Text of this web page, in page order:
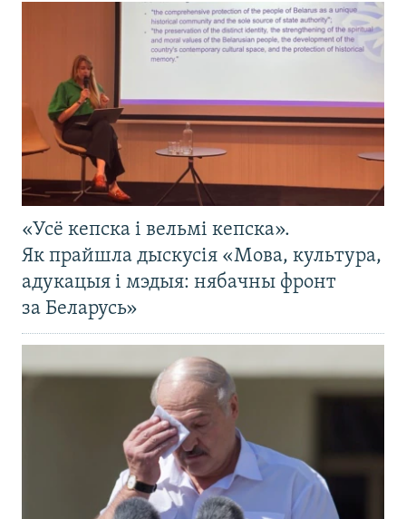
«Усё кепска і вельмі кепска».
Як прайшла дыскусія «Мова, культура,
адукацыя і мэдыя: нябачны фронт
за Беларусь»